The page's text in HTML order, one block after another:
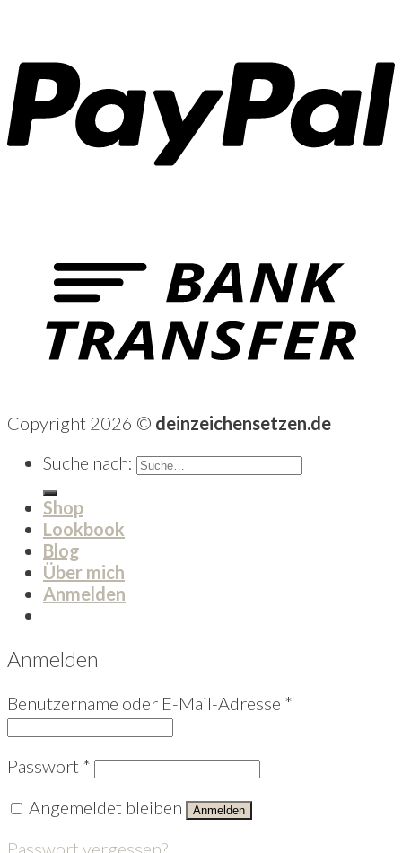
Copyright 2026 © deinzeichensetzen.de
Suche nach:
Shop
Lookbook
Blog
Über mich
Anmelden
Anmelden
Benutzername oder E-Mail-Adresse *
Passwort *
Angemeldet bleiben
Anmelden